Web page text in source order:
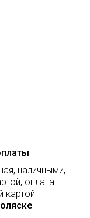
наличными,
оплата
картой